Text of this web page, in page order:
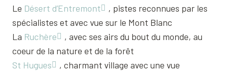
Le Désert d’Entremont
, pistes reconnues par les
spécialistes et avec vue sur le Mont Blanc
La Ruchère
, avec ses airs du bout du monde, au
coeur de la nature et de la forêt
St Hugues
, charmant village avec une vue